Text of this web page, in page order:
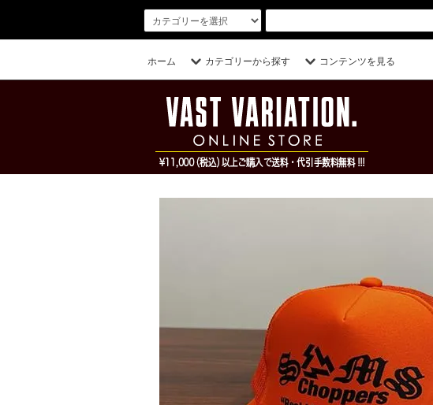
ホーム カテゴリーから探す コンテンツを見る